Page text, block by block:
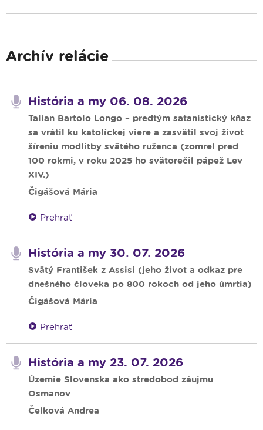
Archív relácie
História a my 06. 08. 2026
Talian Bartolo Longo – predtým satanistický kňaz
sa vrátil ku katolíckej viere a zasvätil svoj život
šíreniu modlitby svätého ruženca (zomrel pred
100 rokmi, v roku 2025 ho svätorečil pápež Lev
XIV.)
Čigášová Mária
Prehrať
História a my 30. 07. 2026
Svätý František z Assisi (jeho život a odkaz pre
dnešného človeka po 800 rokoch od jeho úmrtia)
Čigášová Mária
Prehrať
História a my 23. 07. 2026
Územie Slovenska ako stredobod záujmu
Osmanov
Čelková Andrea